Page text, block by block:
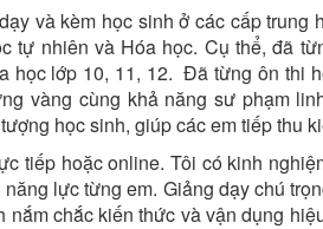
và kèm học sinh ở các cấp trung
tự nhiên và Hóa học. Cụ thể, đã
học lớp 10, 11, 12. Đã từng ôn thi
vàng cùng khả năng sư phạm
học sinh, giúp các em tiếp thu
tiếp hoặc online. Tôi có kinh
lực từng em. Giảng dạy chú
chắc kiến thức và vận dụng